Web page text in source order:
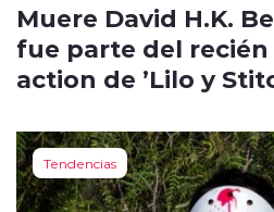
Muere David H.K.
fue parte del
action de ’Lilo y
Tendencias